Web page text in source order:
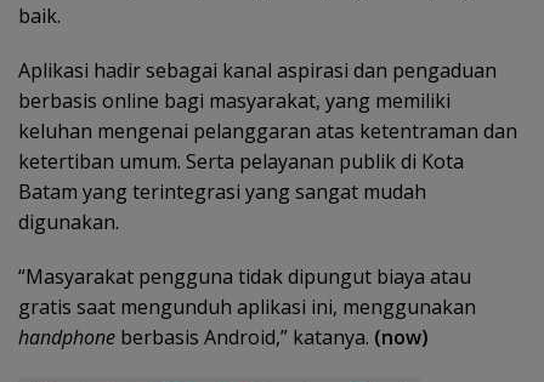
baik.
Aplikasi hadir sebagai kanal aspirasi dan pengaduan
berbasis online bagi masyarakat, yang memiliki
keluhan mengenai pelanggaran atas ketentraman dan
ketertiban umum. Serta pelayanan publik di Kota
Batam yang terintegrasi yang sangat mudah
digunakan.
“Masyarakat pengguna tidak dipungut biaya atau
gratis saat mengunduh aplikasi ini, menggunakan
handphone berbasis Android,” katanya. (now)